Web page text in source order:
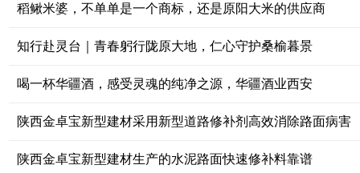
稻鳅米婆，不单单是一个商标，还是原阳大米的供应商
知行赴灵台｜青春躬行陇原大地，仁心守护桑榆暮景
喝一杯华疆酒，感受灵魂的纯净之源，华疆酒业西安
陕西金卓宝新型建材采用新型道路修补剂高效消除路面病害
陕西金卓宝新型建材生产的水泥路面快速修补料靠谱